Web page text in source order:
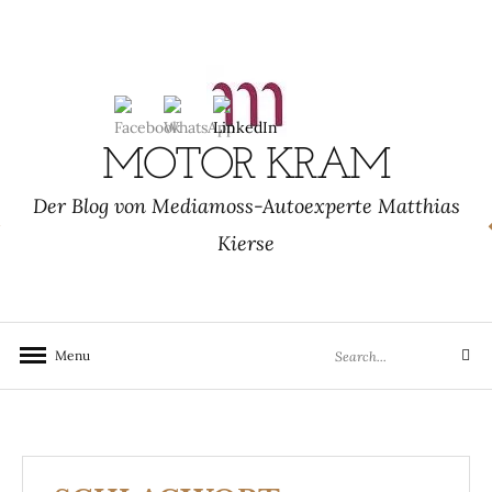
MOTOR KRAM
Der Blog von Mediamoss-Autoexperte Matthias
Kierse
Menu
for:
Search